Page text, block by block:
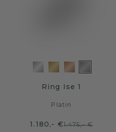
Ring Ise 1
Platin
1.180,- €1.475,- €